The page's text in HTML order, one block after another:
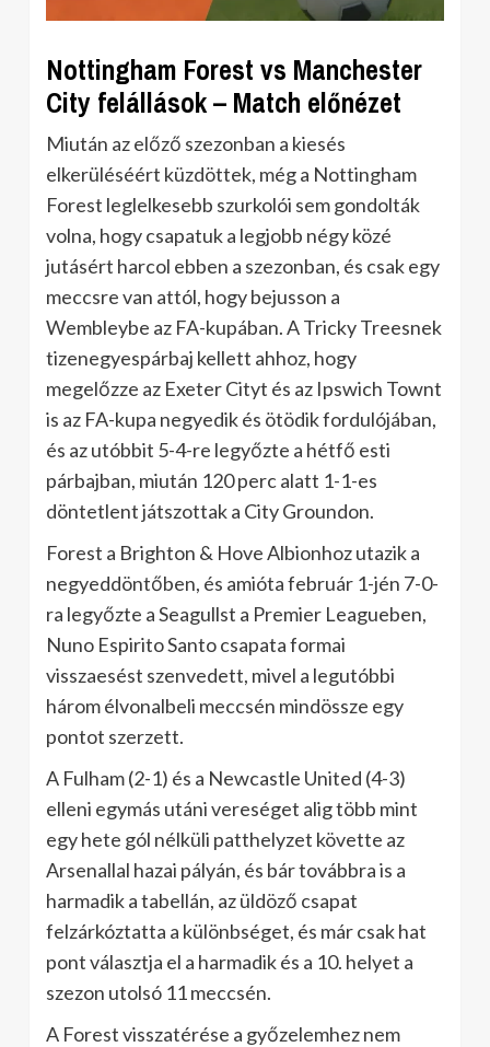
Nottingham Forest vs Manchester
City felállások – Match előnézet
Miután az előző szezonban a kiesés
elkerüléséért küzdöttek, még a Nottingham
Forest leglelkesebb szurkolói sem gondolták
volna, hogy csapatuk a legjobb négy közé
jutásért harcol ebben a szezonban, és csak egy
meccsre van attól, hogy bejusson a
Wembleybe az FA-kupában. A Tricky Treesnek
tizenegyespárbaj kellett ahhoz, hogy
megelőzze az Exeter Cityt és az Ipswich Townt
is az FA-kupa negyedik és ötödik fordulójában,
és az utóbbit 5-4-re legyőzte a hétfő esti
párbajban, miután 120 perc alatt 1-1-es
döntetlent játszottak a City Groundon.
Forest a Brighton & Hove Albionhoz utazik a
negyeddöntőben, és amióta február 1-jén 7-0-
ra legyőzte a Seagullst a Premier Leagueben,
Nuno Espirito Santo csapata formai
visszaesést szenvedett, mivel a legutóbbi
három élvonalbeli meccsén mindössze egy
pontot szerzett.
A Fulham (2-1) és a Newcastle United (4-3)
elleni egymás utáni vereséget alig több mint
egy hete gól nélküli patthelyzet követte az
Arsenallal hazai pályán, és bár továbbra is a
harmadik a tabellán, az üldöző csapat
felzárkóztatta a különbséget, és már csak hat
pont választja el a harmadik és a 10. helyet a
szezon utolsó 11 meccsén.
A Forest visszatérése a győzelemhez nem